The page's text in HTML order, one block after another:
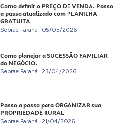
Como definir o PREÇO DE VENDA. Passo
a passo atualizado com PLANILHA
GRATUITA
Sebrae Paraná 05/05/2026
Como planejar a SUCESSÃO FAMILIAR
do NEGÓCIO.
Sebrae Paraná 28/04/2026
Passo a passo para ORGANIZAR sua
PROPRIEDADE RURAL
Sebrae Paraná 21/04/2026